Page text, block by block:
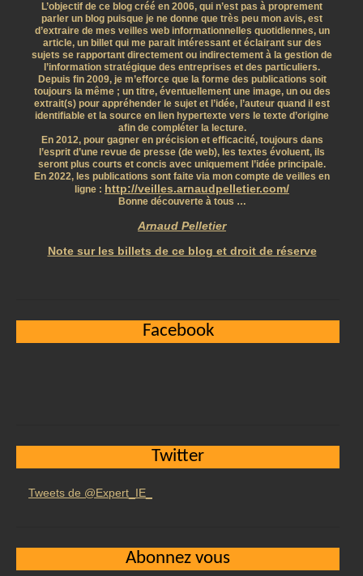
L’objectif de ce blog créé en 2006, qui n’est pas à proprement
parler un blog puisque je ne donne que très peu mon avis, est
d’extraire de mes veilles web informationnelles quotidiennes, un
article, un billet qui me parait intéressant et éclairant sur des
sujets se rapportant directement ou indirectement à la gestion de
l’information stratégique des entreprises et des particuliers.
Depuis fin 2009, je m’efforce que la forme des publications soit
toujours la même ; un titre, éventuellement une image, un ou des
extrait(s) pour appréhender le sujet et l’idée, l’auteur quand il est
identifiable et la source en lien hypertexte vers le texte d’origine
afin de compléter la lecture.
En 2012, pour gagner en précision et efficacité, toujours dans
l’esprit d’une revue de presse (de web), les textes évoluent, ils
seront plus courts et concis avec uniquement l’idée principale.
En 2022, les publications sont faite via mon compte de veilles en
ligne : http://veilles.arnaudpelletier.com/
Bonne découverte à tous …
Arnaud Pelletier
Note sur les billets de ce blog et droit de réserve
Facebook
Twitter
Tweets de @Expert_IE_
Abonnez vous